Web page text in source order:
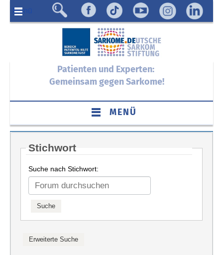
Menü
Patienten und Experten:
Gemeinsam gegen Sarkome!
MENÜ
Stichwort
Suche nach Stichwort: